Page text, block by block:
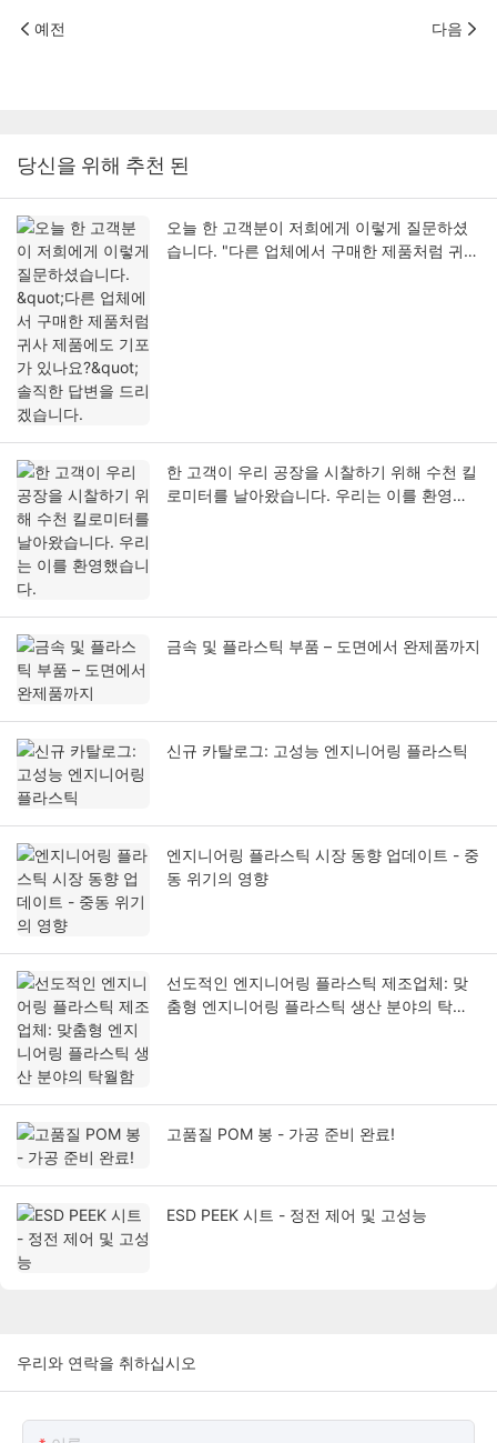
예전 다음
당신을 위해 추천 된
오늘 한 고객분이 저희에게 이렇게 질문하셨
습니다. "다른 업체에서 구매한 제품처럼 귀사
한 고객이 우리 공장을 시찰하기 위해 수천 킬
로미터를 날아왔습니다. 우리는 이를 환영했
금속 및 플라스틱 부품 – 도면에서 완제품까지
신규 카탈로그: 고성능 엔지니어링 플라스틱
엔지니어링 플라스틱 시장 동향 업데이트 - 중
동 위기의 영향
선도적인 엔지니어링 플라스틱 제조업체: 맞
춤형 엔지니어링 플라스틱 생산 분야의 탁월
고품질 POM 봉 - 가공 준비 완료!
ESD PEEK 시트 - 정전 제어 및 고성능
우리와 연락을 취하십시오